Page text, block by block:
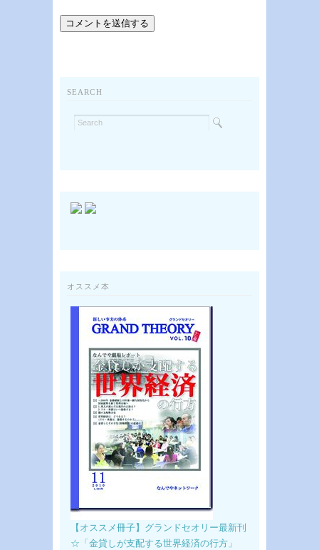
SEARCH
オススメ本
【オススメ冊子】グランドセオリー最新刊
☆「金貸しが支配する世界経済の行方」